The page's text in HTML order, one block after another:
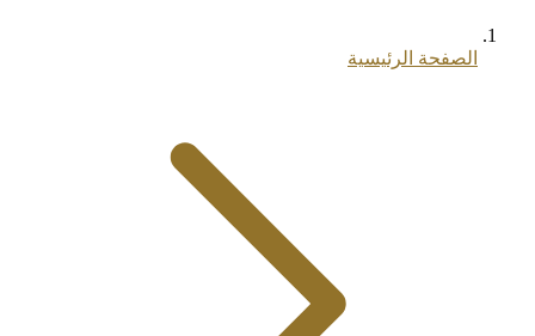
الصفحة الرئيسية